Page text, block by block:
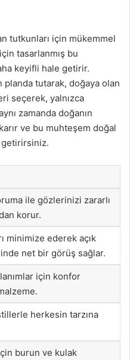
tutkunları için mükemmel
tasarlanmış bu
keyifli hale getirir.
planda tutarak, doğaya olan
seçerek, yalnızca
zamanda doğanın
ve bu muhteşem doğal
ile gözlerinizi zararlı
korur.
minimize ederek açık
net bir görüş sağlar.
için konfor
herkesin tarzına
burun ve kulak